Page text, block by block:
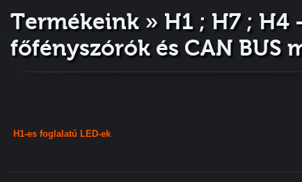
Termékeink » H1 ; H7 ; H4
főfényszórók és CAN BUS
H1-es foglalatú LED-ek